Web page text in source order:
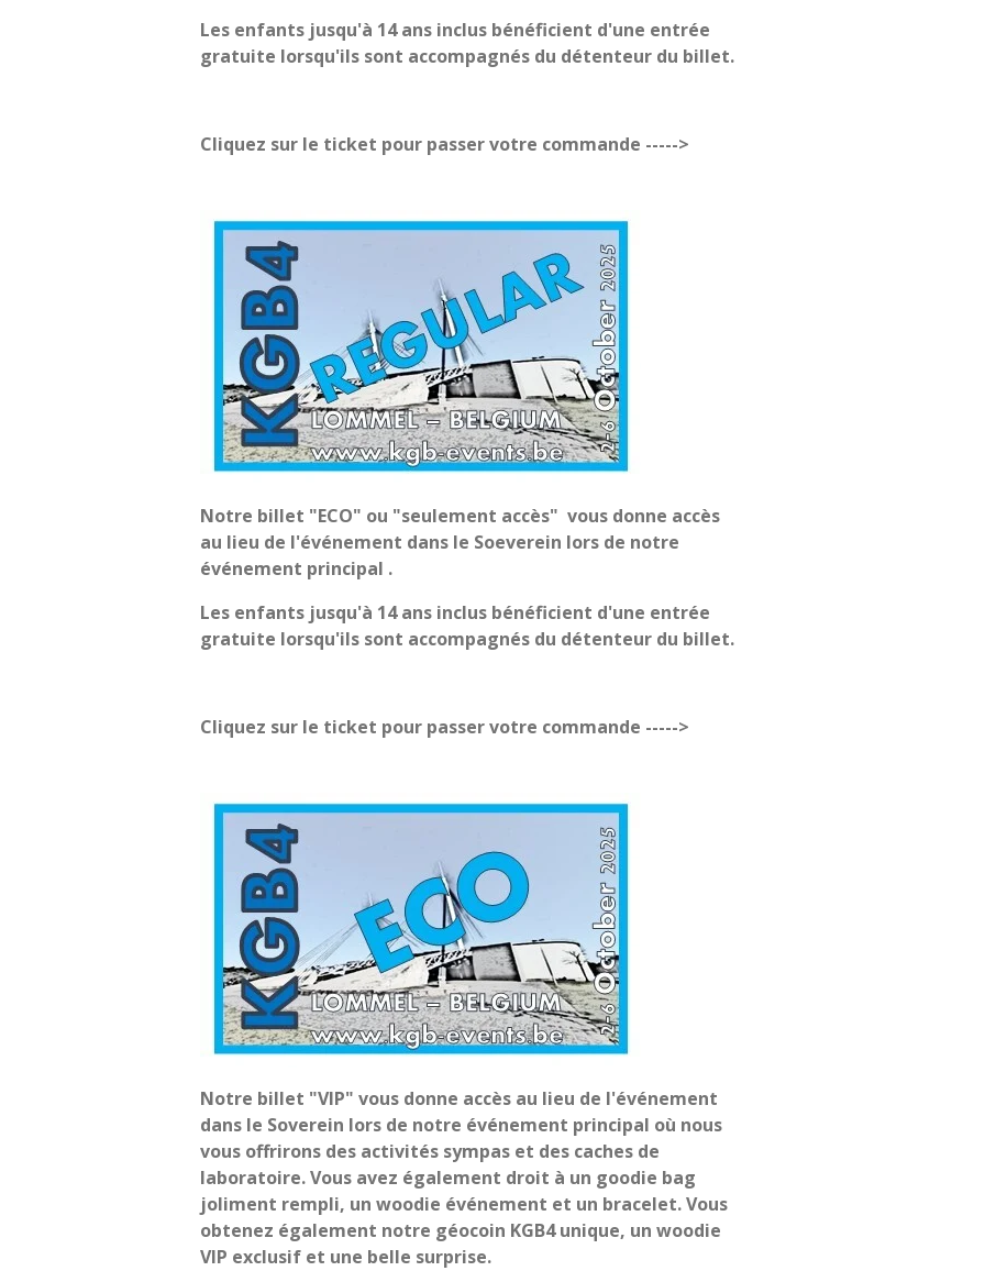
Les enfants jusqu'à 14 ans inclus bénéficient d'une entrée
gratuite lorsqu'ils sont accompagnés du détenteur du billet.
Cliquez sur le ticket pour passer votre commande ----->
Notre billet "ECO" ou "seulement accès" vous donne accès
au lieu de l'événement dans le Soeverein lors de notre
événement principal .
Les enfants jusqu'à 14 ans inclus bénéficient d'une entrée
gratuite lorsqu'ils sont accompagnés du détenteur du billet.
Cliquez sur le ticket pour passer votre commande ----->
Notre billet "VIP" vous donne accès au lieu de l'événement
dans le Soverein lors de notre événement principal où nous
vous offrirons des activités sympas et des caches de
laboratoire. Vous avez également droit à un goodie bag
joliment rempli, un woodie événement et un bracelet. Vous
obtenez également notre géocoin KGB4 unique, un woodie
VIP exclusif et une belle surprise.